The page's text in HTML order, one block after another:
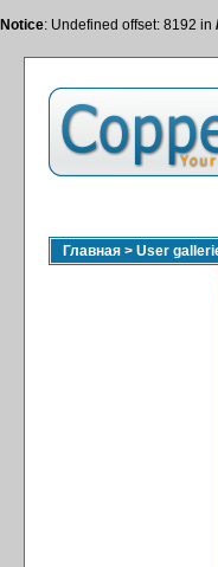
Notice: Undefined offset: 8192 in
Главная > User